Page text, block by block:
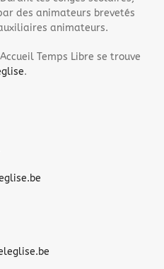
des animateurs brevetés
animateurs.
Temps Libre se trouve
.